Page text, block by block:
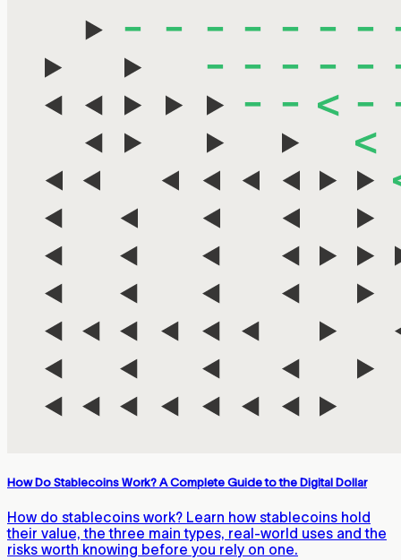
How Do Stablecoins Work? A Complete Guide to the Digital Dollar
How do stablecoins work? Learn how stablecoins hold
their value, the three main types, real-world uses and the
risks worth knowing before you rely on one.